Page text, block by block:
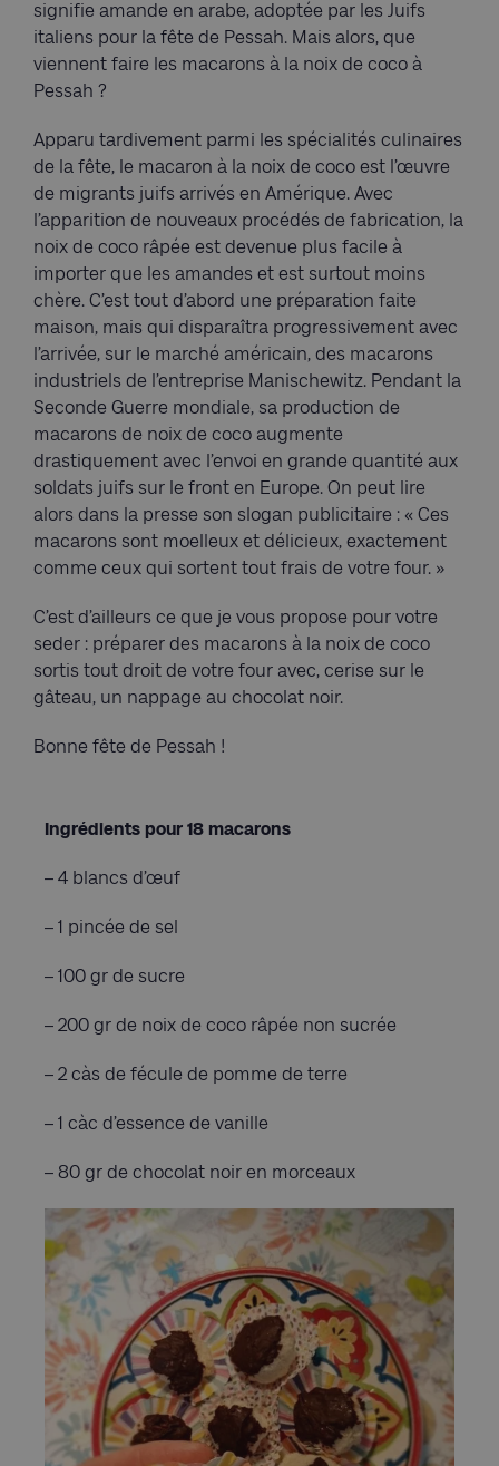
signifie amande en arabe, adoptée par les Juifs
italiens pour la fête de Pessah. Mais alors, que
viennent faire les macarons à la noix de coco à
Pessah ?
Apparu tardivement parmi les spécialités culinaires
de la fête, le macaron à la noix de coco est l’œuvre
de migrants juifs arrivés en Amérique. Avec
l’apparition de nouveaux procédés de fabrication, la
noix de coco râpée est devenue plus facile à
importer que les amandes et est surtout moins
chère. C’est tout d’abord une préparation faite
maison, mais qui disparaîtra progressivement avec
l’arrivée, sur le marché américain, des macarons
industriels de l’entreprise Manischewitz. Pendant la
Seconde Guerre mondiale, sa production de
macarons de noix de coco augmente
drastiquement avec l’envoi en grande quantité aux
soldats juifs sur le front en Europe. On peut lire
alors dans la presse son slogan publicitaire : « Ces
macarons sont moelleux et délicieux, exactement
comme ceux qui sortent tout frais de votre four. »
C’est d’ailleurs ce que je vous propose pour votre
seder : préparer des macarons à la noix de coco
sortis tout droit de votre four avec, cerise sur le
gâteau, un nappage au chocolat noir.
Bonne fête de Pessah !
Ingrédients pour 18 macarons
– 4 blancs d’œuf
– 1 pincée de sel
– 100 gr de sucre
– 200 gr de noix de coco râpée non sucrée
– 2 càs de fécule de pomme de terre
– 1 càc d’essence de vanille
– 80 gr de chocolat noir en morceaux